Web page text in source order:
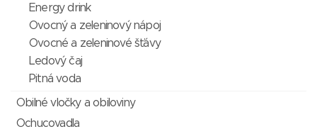
Energy drink
Ovocný a zeleninový nápoj
Ovocné a zeleninové šťávy
Ledový čaj
Pitná voda
Obilné vločky a obiloviny
Ochucovadla